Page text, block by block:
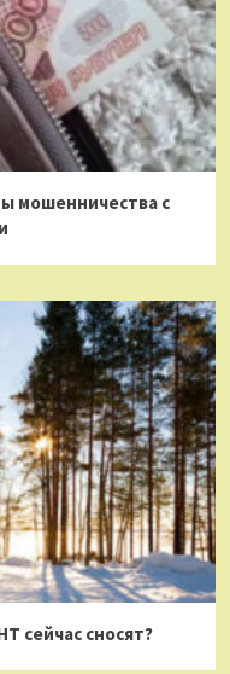
мошенничества с
сейчас сносят?